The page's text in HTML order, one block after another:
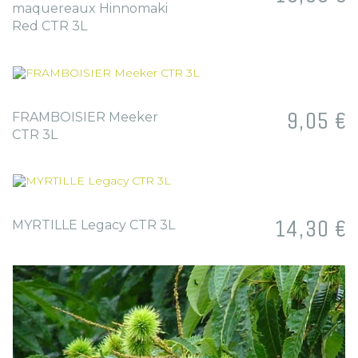
maquereaux Hinnomaki
Red CTR 3L
FRAMBOISIER Meeker
CTR 3L
Prix
9,05 €
MYRTILLE Legacy CTR 3L Prix
14,30 €